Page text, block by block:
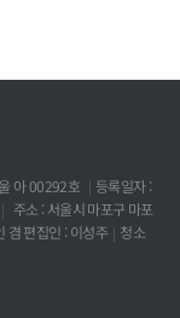
아 00292호
등록일자 :
주소 : 서울시 마포구 마포
겸 편집인 : 이성주
청소